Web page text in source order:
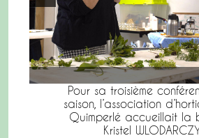
Pour sa troisième
saison, l’association
Quimperlé accueillait la
Kristel